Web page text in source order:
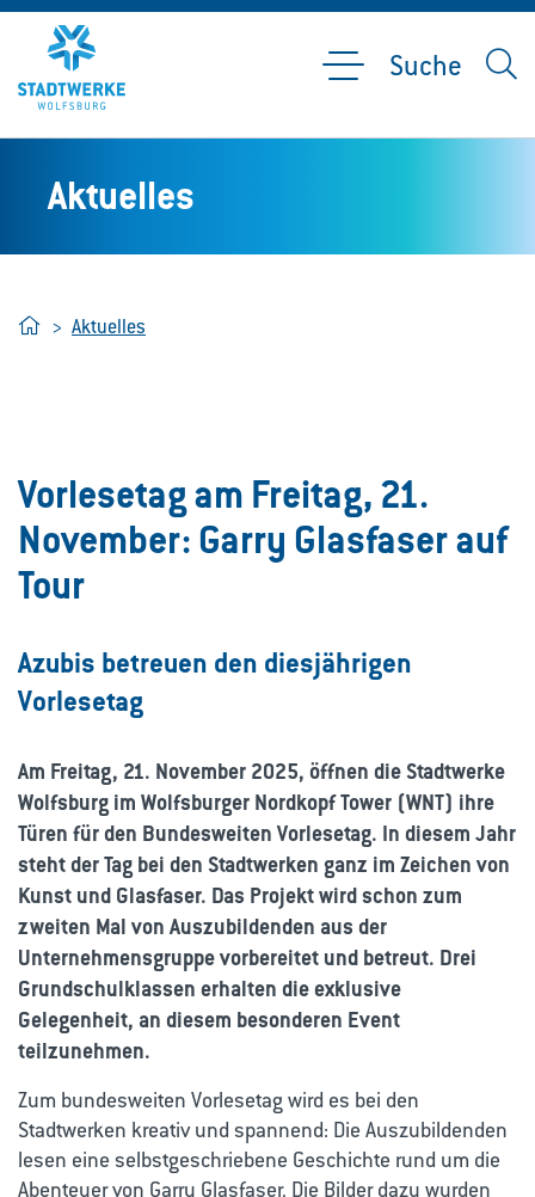
Suche
Aktuelles
HomeAktuelles
Vorlesetag am Freitag, 21.
November: Garry Glasfaser auf
Tour
Azubis betreuen den diesjährigen
Vorlesetag
Am Freitag, 21. November 2025, öffnen die Stadtwerke
Wolfsburg im Wolfsburger Nordkopf Tower (WNT) ihre
Türen für den Bundesweiten Vorlesetag. In diesem Jahr
steht der Tag bei den Stadtwerken ganz im Zeichen von
Kunst und Glasfaser. Das Projekt wird schon zum
zweiten Mal von Auszubildenden aus der
Unternehmensgruppe vorbereitet und betreut. Drei
Grundschulklassen erhalten die exklusive
Gelegenheit, an diesem besonderen Event
teilzunehmen.
Zum bundesweiten Vorlesetag wird es bei den
Stadtwerken kreativ und spannend: Die Auszubildenden
lesen eine selbstgeschriebene Geschichte rund um die
Abenteuer von Garry Glasfaser. Die Bilder dazu wurden